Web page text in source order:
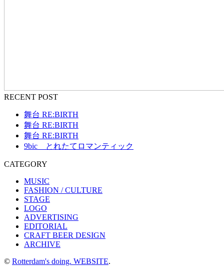
RECENT POST
舞台 RE:BIRTH
舞台 RE:BIRTH
舞台 RE:BIRTH
9bic とれたてロマンティック
CATEGORY
MUSIC
FASHION / CULTURE
STAGE
LOGO
ADVERTISING
EDITORIAL
CRAFT BEER DESIGN
ARCHIVE
© Rotterdam's doing. WEBSITE.